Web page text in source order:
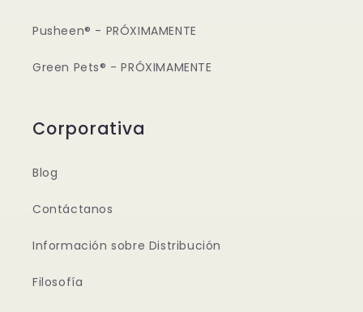
Pusheen® - PRÓXIMAMENTE
Green Pets® - PRÓXIMAMENTE
Corporativa
Blog
Contáctanos
Información sobre Distribución
Filosofía